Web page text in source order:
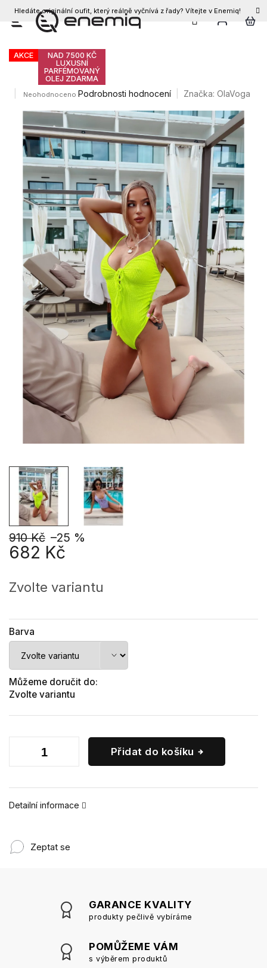
Přejít
Hledáte originální oufit, který reálně vyčnívá z řady? Vítejte v Enemiq!
CZK
Olavoga Mancis plavky
AKCE
NAD 7500 KČ
LUXUSNÍ
PARFÉMOVANÝ
OLEJ ZDARMA
Průměrné
produktu
je
0,0
z
5
Neohodnoceno Podrobnosti hodnocení Značka: OlaVoga
910 Kč –25 %
682 Kč
cena:
Zvolte variantu
Barva
Můžeme doručit do:
Zvolte variantu
Přidat do košíku
Detailní informace
Zeptat se
GARANCE KVALITY
produkty pečlivě vybíráme
POMŮŽEME VÁM
s výběrem produktů